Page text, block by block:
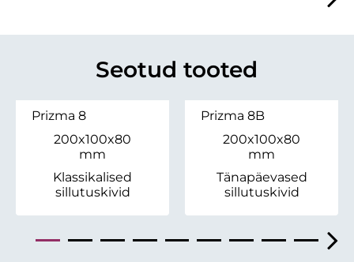
Seotud tooted
Prizma 8
200x100x80
mm
Klassikalised
sillutuskivid
Prizma 8B
200x100x80
mm
Tänapäevased
sillutuskivid